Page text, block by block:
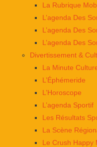
La Rubrique
L’agenda Des
L’agenda Des
L’agenda Des
Divertissement &
La Minute
L’Éphémeride
L’Horoscope
L’agenda Sportif
Les Résultats
La Scène
Le Crush Happy